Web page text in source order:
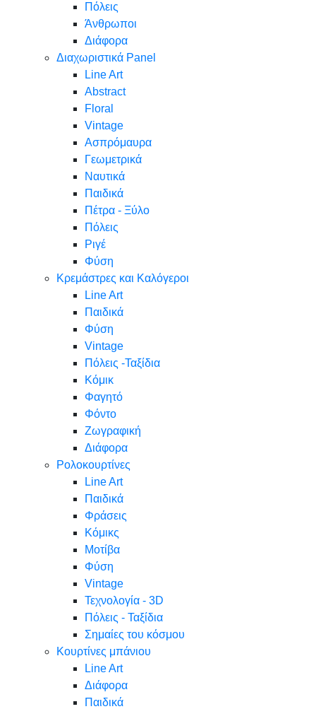
Πόλεις
Άνθρωποι
Διάφορα
Διαχωριστικά Panel
Line Art
Abstract
Floral
Vintage
Ασπρόμαυρα
Γεωμετρικά
Ναυτικά
Παιδικά
Πέτρα - Ξύλο
Πόλεις
Ριγέ
Φύση
Κρεμάστρες και Καλόγεροι
Line Art
Παιδικά
Φύση
Vintage
Πόλεις -Ταξίδια
Κόμικ
Φαγητό
Φόντο
Ζωγραφική
Διάφορα
Ρολοκουρτίνες
Line Art
Παιδικά
Φράσεις
Κόμικς
Μοτίβα
Φύση
Vintage
Τεχνολογία - 3D
Πόλεις - Ταξίδια
Σημαίες του κόσμου
Κουρτίνες μπάνιου
Line Art
Διάφορα
Παιδικά